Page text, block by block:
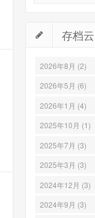
存档云
2026年8月 (2)
2026年5月 (6)
2026年1月 (4)
2025年10月 (1)
2025年7月 (3)
2025年3月 (3)
2024年12月 (3)
2024年9月 (3)